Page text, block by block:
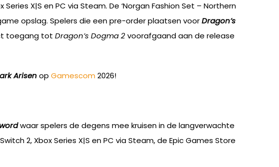
X|S en PC via Steam. De ‘Norgan Fashion Set – Northern
opslag. Spelers die een pre-order plaatsen voorDragon’s
toegang tot Dragon’s Dogma 2voorafgaand aan de release
Arisenop Gamescom 2026!
waar spelers de degens mee kruisen in de langverwachte
2, Xbox Series X|S en PC via Steam, de Epic Games Store